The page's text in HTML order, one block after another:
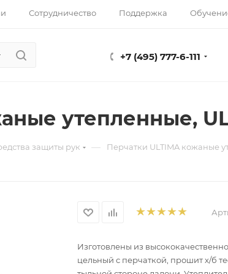
Сотрудничество Поддержка
+7 (495) 777-6-111
утепленные,
защиты рук — Перчатки ULTIMA кожаные
Изготовлены из
цельный с перчаткой, прошит х/б